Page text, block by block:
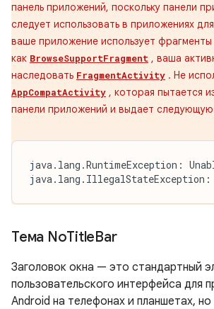
панель приложений, поскольку панели
следует использовать в приложениях
ваше приложение использует
как BrowseSupportFragment , ваша
наследовать FragmentActivity . Не
AppCompatActivity , которая пытается
панели приложений и выдает
java.lang.RuntimeException:
java.lang.IllegalStateException:
Тема NoTitleBar
Заголовок окна — это стандартный
пользовательского интерфейса для
Android на телефонах и планшетах,